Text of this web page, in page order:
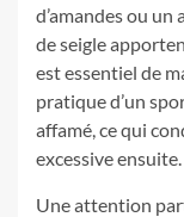
d’amandes ou un
de seigle
est essentiel de
pratique d’un
affamé, ce qui
excessive ensuite.
Une attention